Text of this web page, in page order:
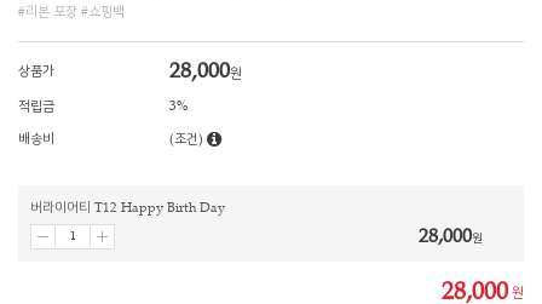
#리본 포장 #쇼핑백
상품가 28,000원
적립금 3%
배송비 (조건)
버라이어티 T12 Happy Birth Day
28,000원
28,000 원